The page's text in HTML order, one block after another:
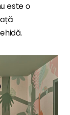
este o